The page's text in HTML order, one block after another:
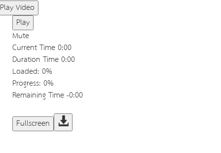
Play Video
Play
Mute
Current Time0:00
Duration Time0:00
Loaded: 0%
Progress: 0%
Remaining Time-0:00
Fullscreen